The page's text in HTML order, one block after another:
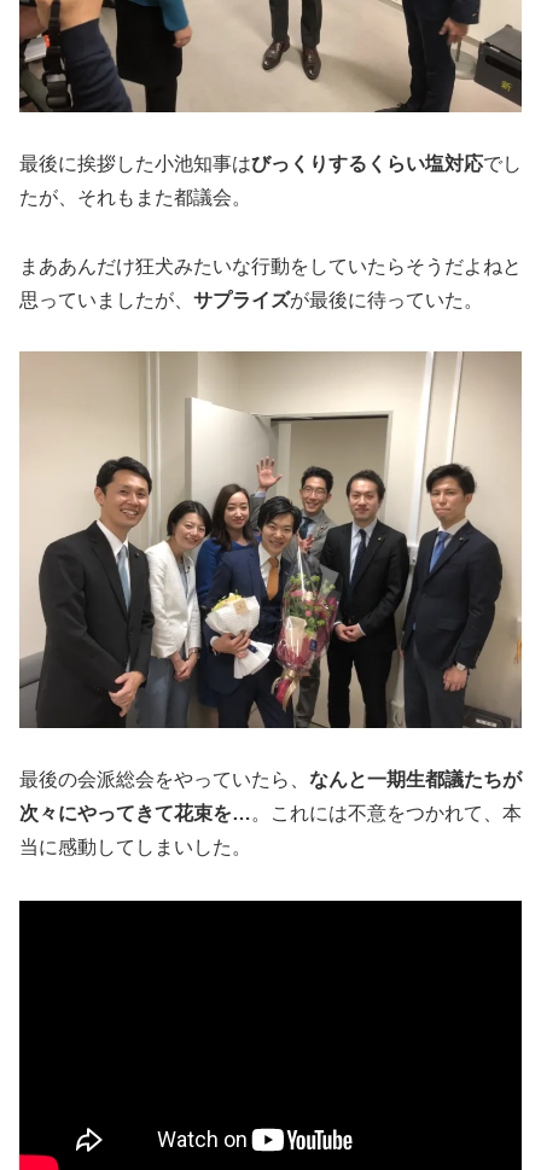
最後に挨拶した小池知事はびっくりするくらい塩対応でし
たが、それもまた都議会。
まああんだけ狂犬みたいな行動をしていたらそうだよねと
思っていましたが、 サプライズが最後に待っていた。
最後の会派総会をやっていたら、 なんと一期生都議たちが
次々にやってきて花束を…。これには不意をつかれて、本
当に感動してしまいした。